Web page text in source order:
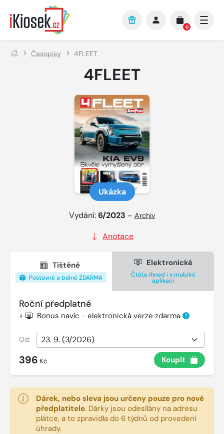
Přejít na hlavní obsah
0
Časopisy 4FLEET
4FLEET
Ukázka
Vydání:6/2023 – Archiv
Anotace
Tištěné
Poštovné a balné ZDARMA
Elektronické
Čtěte ihned i v mobilní
aplikaci
Roční předplatné
+ Bonus navíc - elektronická verze zdarma ?
Od:
396 Kč Koupit
Dárek, nebo sleva jsou určeny pouze pro nové
předplatitele. Dárky jsou odesílány na adresu
plátce, a to zpravidla do 6 týdnů od provedení
úhrady.